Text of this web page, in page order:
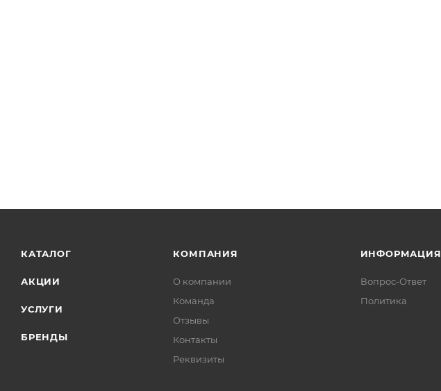
КАТАЛОГ
АКЦИИ
УСЛУГИ
БРЕНДЫ
КОМПАНИЯ
О компании
Команда
Отзывы
Контакты
Реквизиты
ИНФОРМАЦИЯ
Вопрос-Ответ
Политика